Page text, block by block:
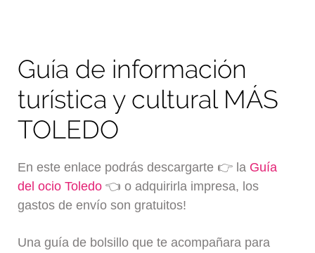
Guía de información
turística y cultural MÁS
TOLEDO
En este enlace podrás descargarte 👉 la Guía
del ocio Toledo 👈 o adquirirla impresa, los
gastos de envío son gratuitos!
Una guía de bolsillo que te acompañara para